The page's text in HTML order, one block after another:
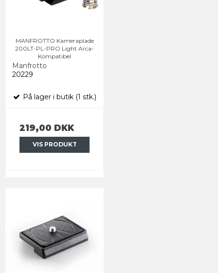
MANFROTTO Kameraplade
200LT-PL-PRO Light Arca-
Kompatibel
Manfrotto
20229
På lager i butik (1 stk.)
219,00 DKK
VIS PRODUKT